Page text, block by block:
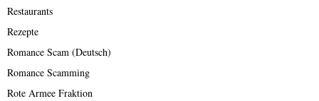
Restaurants
Rezepte
Romance Scam (Deutsch)
Romance Scamming
Rote Armee Fraktion